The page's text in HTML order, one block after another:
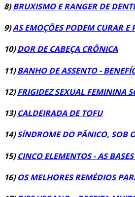
8)BRUXISMO E RANGER DE
9)AS EMOÇÕES PODEM CURAR E
10) DOR DE CABEÇA CRÔNICA
11) BANHO DE ASSENTO -
12) FRIGIDEZ SEXUAL FEMININA
13) CALDEIRADA DE TOFU
14) SÍNDROME DO PÂNICO, SOB
15)CINCO ELEMENTOS - AS
16) OS MELHORES REMÉDIOS